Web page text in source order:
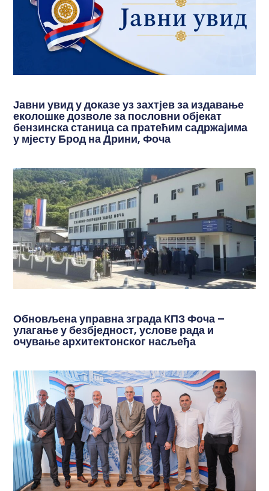
Јавни увид у доказе уз захтјев за издавање
еколошке дозволе за пословни објекат
бензинска станица са пратећим садржајима
у мјесту Брод на Дрини, Фоча
Обновљена управна зграда КПЗ Фоча –
улагање у безбједност, услове рада и
очување архитектонског насљеђа